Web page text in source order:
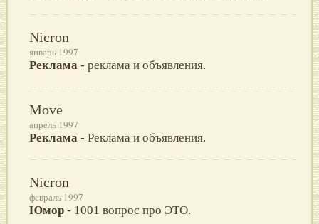
Nicron
январь 1997
Реклама - реклама и объявления.
Move
апрель 1997
Реклама - Реклама и объявления.
Nicron
февраль 1997
Юмор - 1001 вопрос про ЭТО.